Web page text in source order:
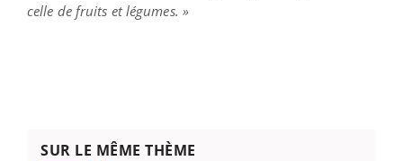
celle de fruits et légumes. »
SUR LE MÊME THÈME